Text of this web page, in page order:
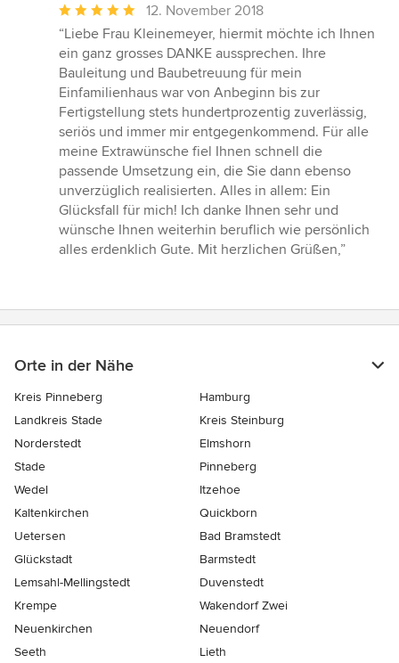
Durchschnittliche
Bewertung:
5
von
5
Sternen
12. November 2018
“Liebe Frau Kleinemeyer, hiermit möchte ich Ihnen
ein ganz grosses DANKE aussprechen. Ihre
Bauleitung und Baubetreuung für mein
Einfamilienhaus war von Anbeginn bis zur
Fertigstellung stets hundertprozentig zuverlässig,
seriös und immer mir entgegenkommend. Für alle
meine Extrawünsche fiel Ihnen schnell die
passende Umsetzung ein, die Sie dann ebenso
unverzüglich realisierten. Alles in allem: Ein
Glücksfall für mich! Ich danke Ihnen sehr und
wünsche Ihnen weiterhin beruflich wie persönlich
alles erdenklich Gute. Mit herzlichen Grüßen,”
Orte in der Nähe
Kreis Pinneberg
Hamburg
Landkreis Stade
Kreis Steinburg
Norderstedt
Elmshorn
Stade
Pinneberg
Wedel
Itzehoe
Kaltenkirchen
Quickborn
Uetersen
Bad Bramstedt
Glückstadt
Barmstedt
Lemsahl-Mellingstedt
Duvenstedt
Krempe
Wakendorf Zwei
Neuenkirchen
Neuendorf
Seeth
Lieth